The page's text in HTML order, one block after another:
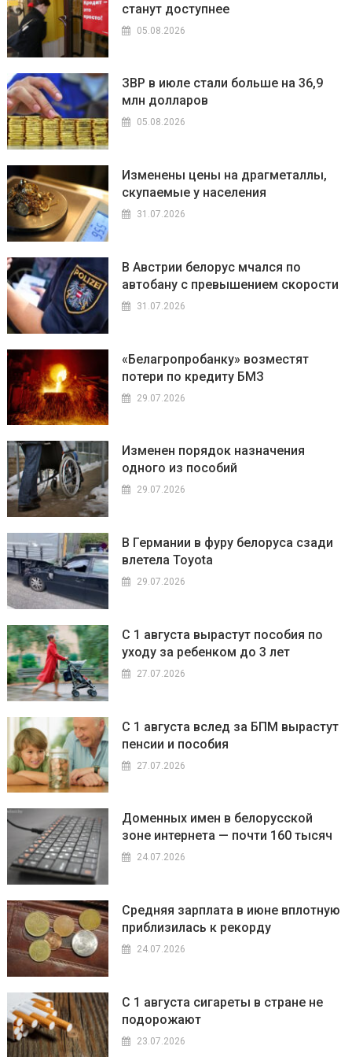
станут доступнее
05.08.2026
ЗВР в июле стали больше на 36,9
млн долларов
05.08.2026
Изменены цены на драгметаллы,
скупаемые у населения
31.07.2026
В Австрии белорус мчался по
автобану с превышением скорости
31.07.2026
«Белагропробанку» возместят
потери по кредиту БМЗ
29.07.2026
Изменен порядок назначения
одного из пособий
29.07.2026
В Германии в фуру белоруса сзади
влетела Toyota
29.07.2026
С 1 августа вырастут пособия по
уходу за ребенком до 3 лет
27.07.2026
С 1 августа вслед за БПМ вырастут
пенсии и пособия
27.07.2026
Доменных имен в белорусской
зоне интернета — почти 160 тысяч
24.07.2026
Средняя зарплата в июне вплотную
приблизилась к рекорду
24.07.2026
С 1 августа сигареты в стране не
подорожают
23.07.2026